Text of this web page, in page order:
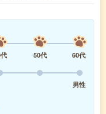
50代
60代
男性